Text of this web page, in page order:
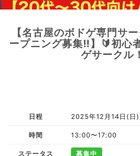
【名古屋のボドゲ専門サ
ープニング募集‼️】🔰初心
ゲサークル！
日程 2025年12月14日(日)
時間 13:00〜17:00
ステータス 募集中